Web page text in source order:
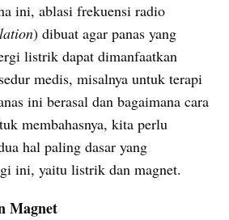
ini, ablasi frekuensi radio
) dibuat agar panas yang
listrik dapat dimanfaatkan
medis, misalnya untuk terapi
ini berasal dan bagaimana cara
membahasnya, kita perlu
hal paling dasar yang
ini, yaitu listrik dan magnet.
Magnet